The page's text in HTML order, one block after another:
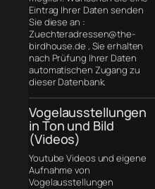
Eintrag Ihrer Daten senden
Sie diese an :
Zuechteradressen@the-
birdhouse.de , Sie erhalten
nach Prüfung Ihrer Daten
automatischen Zugang zu
dieser Datenbank.
Vogelausstellungen
in Ton und Bild
(Videos)
Youtube Videos und eigene
Aufnahme von
Vogelausstellungen